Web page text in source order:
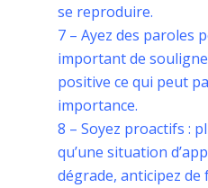
se reproduire.
7 – Ayez des paroles
important de
positive ce qui peut
importance.
8 – Soyez proactifs :
qu’une situation
dégrade, anticipez de